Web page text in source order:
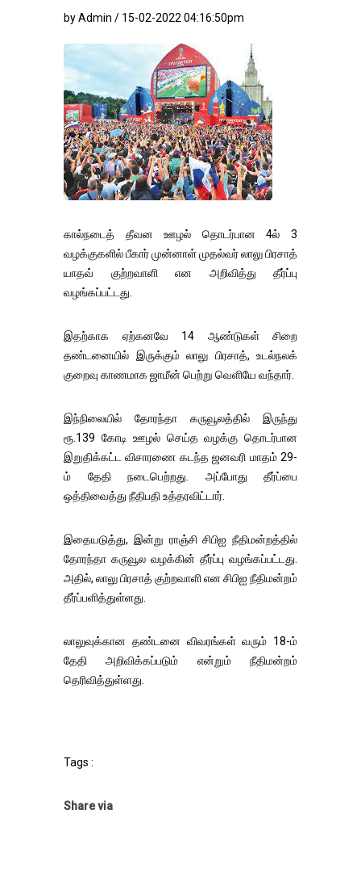
by Admin / 15-02-2022 04:16:50pm
கால்நடைத் தீவன ஊழல் தொடர்பான 4ல் 3
வழக்குகளில் பீகார் முன்னாள் முதல்வர் லாலு பிரசாத்
யாதவ் குற்றவாளி என அறிவித்து தீர்ப்பு
வழங்கப்பட்டது.
இதற்காக ஏற்கனவே 14 ஆண்டுகள் சிறை
தண்டனையில் இருக்கும் லாலு பிரசாத், உடல்நலக்
குறைவு காணமாக ஜாமீன் பெற்று வெளியே வந்தார்.
இந்நிலையில் தோரந்தா கருவூலத்தில் இருந்து
ரூ.139 கோடி ஊழல் செய்த வழக்கு தொடர்பான
இறுதிக்கட்ட விசாரணை கடந்த ஜனவரி மாதம் 29-
ம் தேதி நடைபெற்றது. அப்போது தீர்ப்பை
ஒத்திவைத்து நீதிபதி உத்தரவிட்டார்.
இதையடுத்து, இன்று ராஞ்சி சிபிஐ நீதிமன்றத்தில்
தோரந்தா கருவூல வழக்கின் தீர்ப்பு வழங்கப்பட்டது.
அதில், லாலு பிரசாத் குற்றவாளி என சிபிஐ நீதிமன்றம்
தீர்ப்பளித்துள்ளது.
லாலுவுக்கான தண்டனை விவரங்கள் வரும் 18-ம்
தேதி அறிவிக்கப்படும் என்றும் நீதிமன்றம்
தெரிவித்துள்ளது.
Tags :
Share via